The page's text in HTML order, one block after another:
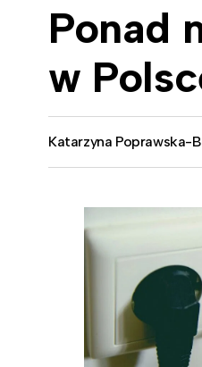
Ponad
w
Katarzyna Poprawska-